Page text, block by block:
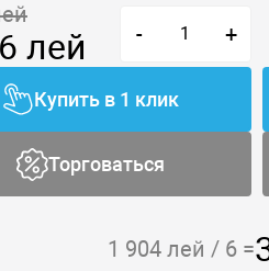
лей - +
Купить в 1 клик
Торговаться
1 904 лей / 6=